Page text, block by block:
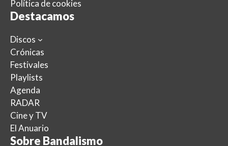
Política de cookies
Destacamos
Discos
Crónicas
Festivales
Playlists
Agenda
RADAR
Cine y TV
El Anuario
Sobre Bandalismo